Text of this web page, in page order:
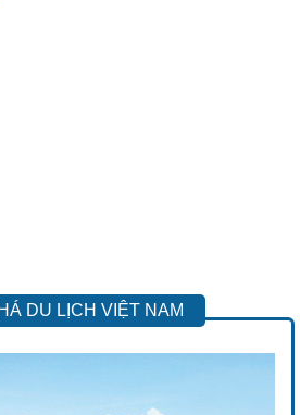
DU LỊCH VIỆT NAM